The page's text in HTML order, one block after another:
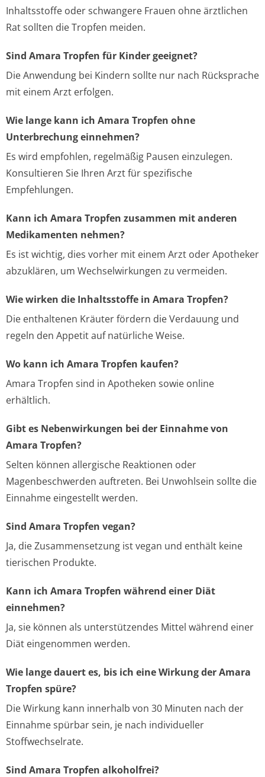
Inhaltsstoffe oder schwangere Frauen ohne ärztlichen
Rat sollten die Tropfen meiden.
Sind Amara Tropfen für Kinder geeignet?
Die Anwendung bei Kindern sollte nur nach Rücksprache
mit einem Arzt erfolgen.
Wie lange kann ich Amara Tropfen ohne
Unterbrechung einnehmen?
Es wird empfohlen, regelmäßig Pausen einzulegen.
Konsultieren Sie Ihren Arzt für spezifische
Empfehlungen.
Kann ich Amara Tropfen zusammen mit anderen
Medikamenten nehmen?
Es ist wichtig, dies vorher mit einem Arzt oder Apotheker
abzuklären, um Wechselwirkungen zu vermeiden.
Wie wirken die Inhaltsstoffe in Amara Tropfen?
Die enthaltenen Kräuter fördern die Verdauung und
regeln den Appetit auf natürliche Weise.
Wo kann ich Amara Tropfen kaufen?
Amara Tropfen sind in Apotheken sowie online
erhältlich.
Gibt es Nebenwirkungen bei der Einnahme von
Amara Tropfen?
Selten können allergische Reaktionen oder
Magenbeschwerden auftreten. Bei Unwohlsein sollte die
Einnahme eingestellt werden.
Sind Amara Tropfen vegan?
Ja, die Zusammensetzung ist vegan und enthält keine
tierischen Produkte.
Kann ich Amara Tropfen während einer Diät
einnehmen?
Ja, sie können als unterstützendes Mittel während einer
Diät eingenommen werden.
Wie lange dauert es, bis ich eine Wirkung der Amara
Tropfen spüre?
Die Wirkung kann innerhalb von 30 Minuten nach der
Einnahme spürbar sein, je nach individueller
Stoffwechselrate.
Sind Amara Tropfen alkoholfrei?